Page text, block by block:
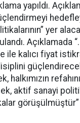
yapıldı.
yer
Açıklamada
kalıcı fiyat
halkımızın
aktif sanayi